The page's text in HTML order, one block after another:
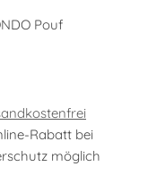
Pouf
Rabatt bei
möglich